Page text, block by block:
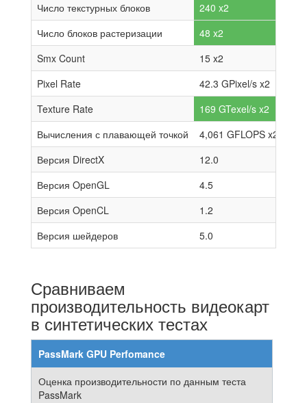
Число текстурных блоков
240 x2
Число блоков растеризации
48 x2
Smx Count
15 x2
Pixel Rate
42.3 GPixel/s x2
Texture Rate
169 GTexel/s x2
Вычисления с плавающей точкой
4,061 GFLOPS x2
Версия DirectX
12.0
Версия OpenGL
4.5
Версия OpenCL
1.2
Версия шейдеров
5.0
Сравниваем
производительность видеокарт
в синтетических тестах
PassMark GPU Perfomance
Оценка производительности по данным теста
PassMark